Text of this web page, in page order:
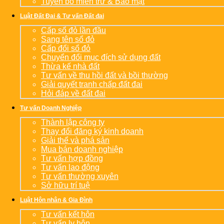
Luật Đất Đai & Tư vấn Đất đai
Cấp sổ đỏ lần đầu
Sang tên sổ đỏ
Cấp đổi sổ đỏ
Chuyển đổi mục đích sử dụng đất
Thừa kế nhà đất
Tư vấn về thu hồi đất và bồi thường
Giải quyết tranh chấp đất đai
Hỏi đáp về đất đai
Tư vấn Doanh Nghiệp
Thành lập công ty
Thay đổi đăng ký kinh doanh
Giải thể và phá sản
Mua bán doanh nghiệp
Tư vấn hợp đồng
Tư vấn lao động
Tư vấn thường xuyên
Sở hữu trí tuệ
Luật Hôn nhân & Gia Đình
Tư vấn kết hôn